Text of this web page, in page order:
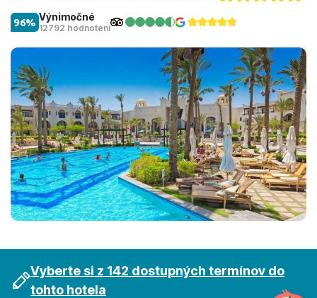
Výnimočné
12792 hodnotení
96%
Vyberte si z 142 dostupných termínov do
tohto hotela